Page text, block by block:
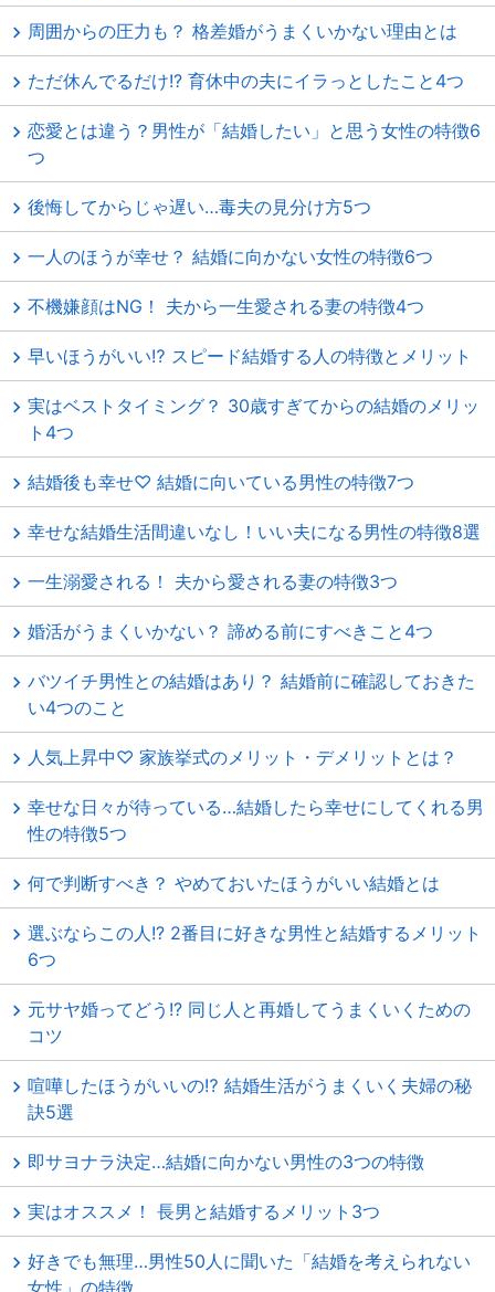
周囲からの圧力も？ 格差婚がうまくいかない理由とは
ただ休んでるだけ!? 育休中の夫にイラっとしたこと4つ
恋愛とは違う？男性が「結婚したい」と思う女性の特徴6
つ
後悔してからじゃ遅い…毒夫の見分け方5つ
一人のほうが幸せ？ 結婚に向かない女性の特徴6つ
不機嫌顔はNG！ 夫から一生愛される妻の特徴4つ
早いほうがいい⁉ スピード結婚する人の特徴とメリット
実はベストタイミング？ 30歳すぎてからの結婚のメリッ
ト4つ
結婚後も幸せ♡ 結婚に向いている男性の特徴7つ
幸せな結婚生活間違いなし！いい夫になる男性の特徴8選
一生溺愛される！ 夫から愛される妻の特徴3つ
婚活がうまくいかない？ 諦める前にすべきこと4つ
バツイチ男性との結婚はあり？ 結婚前に確認しておきた
い4つのこと
人気上昇中♡ 家族挙式のメリット・デメリットとは？
幸せな日々が待っている…結婚したら幸せにしてくれる男
性の特徴5つ
何で判断すべき？ やめておいたほうがいい結婚とは
選ぶならこの人!? 2番目に好きな男性と結婚するメリット
6つ
元サヤ婚ってどう!? 同じ人と再婚してうまくいくための
コツ
喧嘩したほうがいいの⁉ 結婚生活がうまくいく夫婦の秘
訣5選
即サヨナラ決定…結婚に向かない男性の3つの特徴
実はオススメ！ 長男と結婚するメリット3つ
好きでも無理…男性50人に聞いた「結婚を考えられない
女性」の特徴